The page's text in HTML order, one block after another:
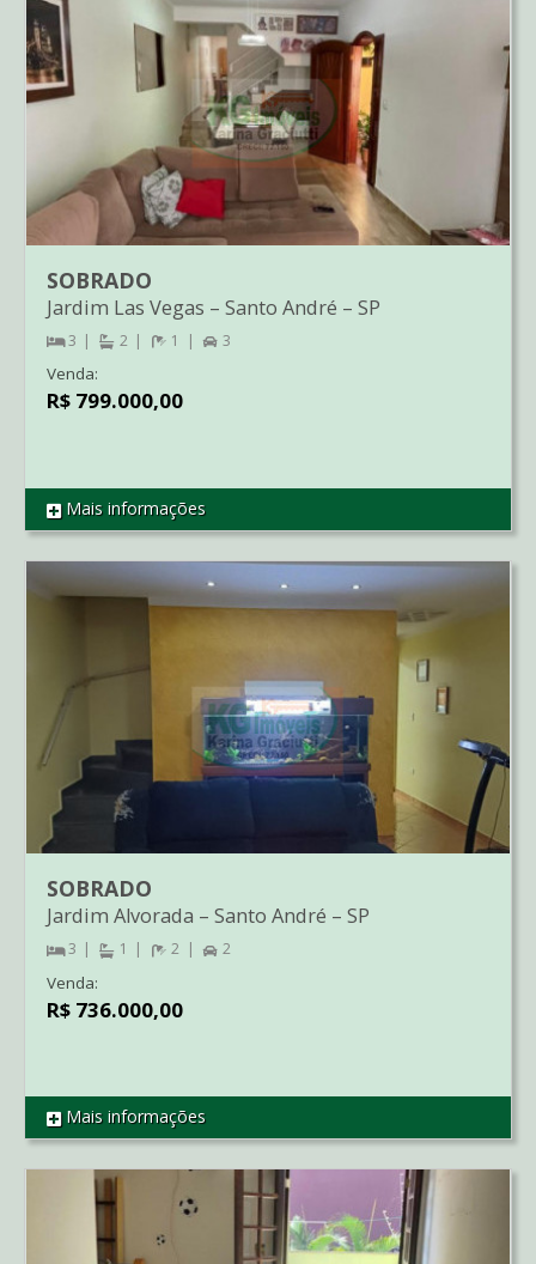
REF SO3211
SOBRADO
Jardim Las Vegas – Santo André – SP
3 2 1 3
Venda:
R$ 799.000,00
Mais informações
REF SO2702
SOBRADO
Jardim Alvorada – Santo André – SP
3 1 2 2
Venda:
R$ 736.000,00
Mais informações